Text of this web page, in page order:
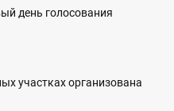
день голосования
участках организована